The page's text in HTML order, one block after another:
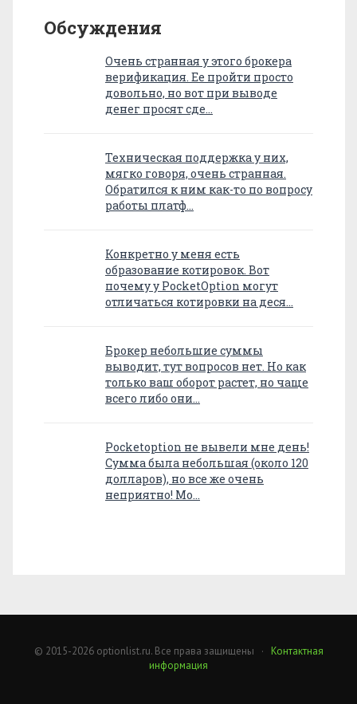
Обсуждения
Очень странная у этого брокера
верификация. Ее пройти просто
довольно, но вот при выводе
денег просят сде…
Техническая поддержка у них,
мягко говоря, очень странная.
Обратился к ним как-то по вопросу
работы платф…
Конкретно у меня есть
образование котировок. Вот
почему у PocketOption могут
отличаться котировки на деся…
Брокер небольшие суммы
выводит, тут вопросов нет. Но как
только ваш оборот растет, но чаще
всего либо они…
Pocketoption не вывели мне день!
Сумма была небольшая (около 120
долларов), но все же очень
неприятно! Мо…
© 2015-2026 optionlist.ru. Все права защищены · Контактная
информация